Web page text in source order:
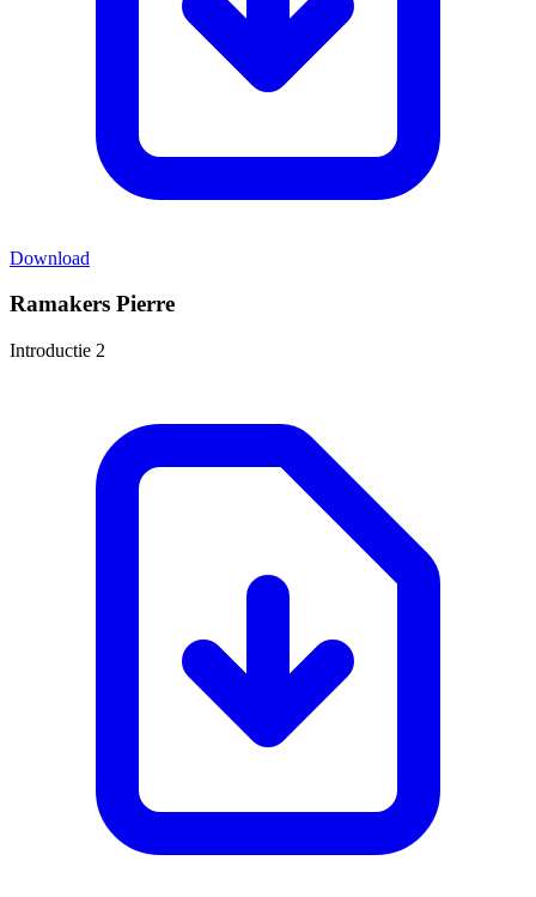
Download
Ramakers Pierre
Introductie 2